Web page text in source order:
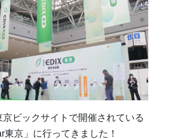
ビックサイトで開催されている
京」に行ってきました！